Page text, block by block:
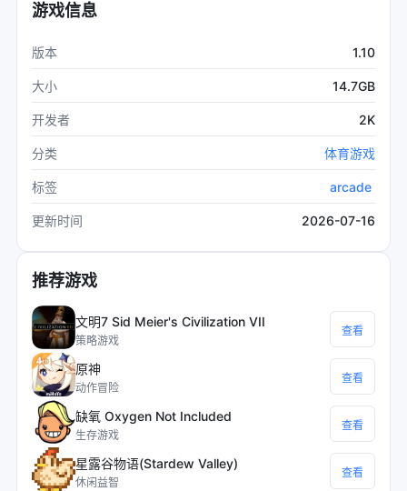
游戏信息
版本 1.10
大小 14.7GB
开发者 2K
分类 体育游戏
标签 arcade
更新时间 2026-07-16
推荐游戏
文明7 Sid Meier's Civilization VII
策略游戏
查看
原神
动作冒险
查看
缺氧 Oxygen Not Included
生存游戏
查看
星露谷物语(Stardew Valley)
休闲益智
查看